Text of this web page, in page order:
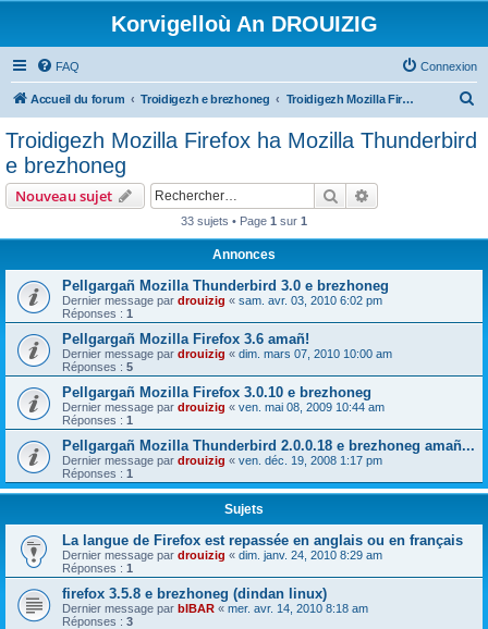
Korvigelloù An DROUIZIG
FAQ Connexion
Accueil du forum Troidigezh e brezhoneg Troidigezh Mozilla Firefox ha Mozilla Thunderbird e brezhoneg
Troidigezh Mozilla Firefox ha Mozilla Thunderbird
e brezhoneg
Nouveau sujet Rechercher
33 sujets • Page 1 sur 1
Annonces
Pellgargañ Mozilla Thunderbird 3.0 e brezhoneg
Dernier message par drouizig « sam. avr. 03, 2010 6:02 pm
Réponses : 1
Pellgargañ Mozilla Firefox 3.6 amañ!
Dernier message par drouizig « dim. mars 07, 2010 10:00 am
Réponses : 5
Pellgargañ Mozilla Firefox 3.0.10 e brezhoneg
Dernier message par drouizig « ven. mai 08, 2009 10:44 am
Réponses : 1
Pellgargañ Mozilla Thunderbird 2.0.0.18 e brezhoneg amañ...
Dernier message par drouizig « ven. déc. 19, 2008 1:17 pm
Réponses : 1
Sujets
La langue de Firefox est repassée en anglais ou en français
Dernier message par drouizig « dim. janv. 24, 2010 8:29 am
Réponses : 1
firefox 3.5.8 e brezhoneg (dindan linux)
Dernier message par bIBAR « mer. avr. 14, 2010 8:18 am
Réponses : 3